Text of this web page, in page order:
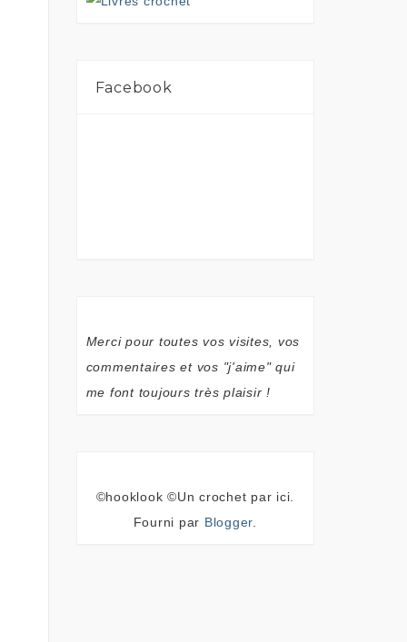
Facebook
Merci pour toutes vos visites, vos
commentaires et vos "j'aime" qui
me font toujours très plaisir !
©hooklook ©Un crochet par ici.
Fourni par Blogger